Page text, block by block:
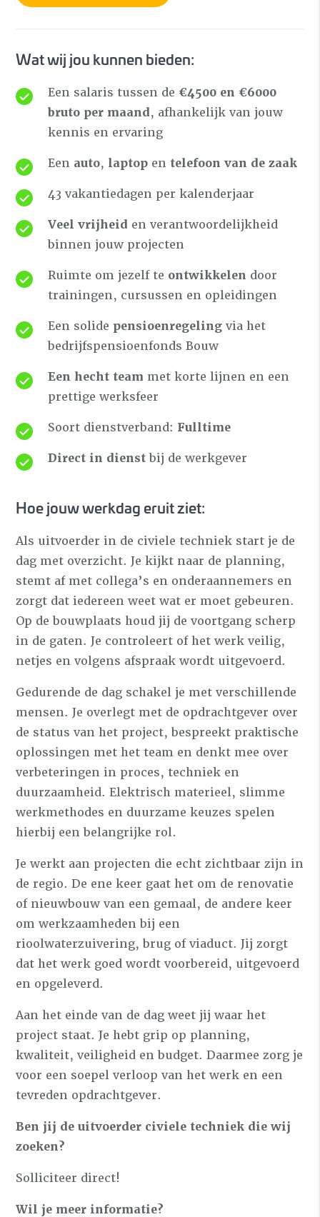
Wat wij jou kunnen bieden:
Een salaris tussen de €4500 en €6000
bruto per maand, afhankelijk van jouw
kennis en ervaring
Een auto, laptop en telefoon van de zaak
43 vakantiedagen per kalenderjaar
Veel vrijheid en verantwoordelijkheid
binnen jouw projecten
Ruimte om jezelf te ontwikkelen door
trainingen, cursussen en opleidingen
Een solide pensioenregeling via het
bedrijfspensioenfonds Bouw
Een hecht team met korte lijnen en een
prettige werksfeer
Soort dienstverband: Fulltime
Direct in dienstbij de werkgever
Hoe jouw werkdag eruit ziet:
Als uitvoerder in de civiele techniek start je de
dag met overzicht. Je kijkt naar de planning,
stemt af met collega’s en onderaannemers en
zorgt dat iedereen weet wat er moet gebeuren.
Op de bouwplaats houd jij de voortgang scherp
in de gaten. Je controleert of het werk veilig,
netjes en volgens afspraak wordt uitgevoerd.
Gedurende de dag schakel je met verschillende
mensen. Je overlegt met de opdrachtgever over
de status van het project, bespreekt praktische
oplossingen met het team en denkt mee over
verbeteringen in proces, techniek en
duurzaamheid. Elektrisch materieel, slimme
werkmethodes en duurzame keuzes spelen
hierbij een belangrijke rol.
Je werkt aan projecten die echt zichtbaar zijn in
de regio. De ene keer gaat het om de renovatie
of nieuwbouw van een gemaal, de andere keer
om werkzaamheden bij een
rioolwaterzuivering, brug of viaduct. Jij zorgt
dat het werk goed wordt voorbereid, uitgevoerd
en opgeleverd.
Aan het einde van de dag weet jij waar het
project staat. Je hebt grip op planning,
kwaliteit, veiligheid en budget. Daarmee zorg je
voor een soepel verloop van het werk en een
tevreden opdrachtgever.
Ben jij deuitvoerder civiele techniek die wij
zoeken?
Solliciteer direct!
Wil je meer informatie?